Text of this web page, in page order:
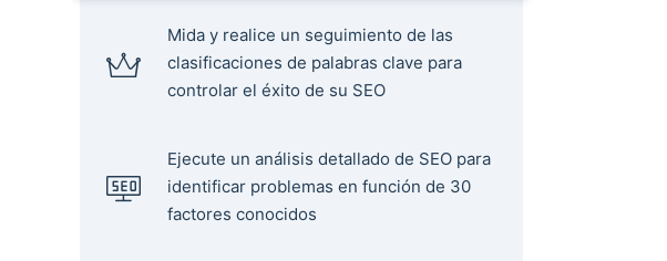
Mida y realice un seguimiento de las
clasificaciones de palabras clave para
controlar el éxito de su SEO
Ejecute un análisis detallado de SEO para
identificar problemas en función de 30
factores conocidos